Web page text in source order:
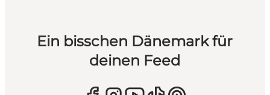
Ein bisschen Dänemark für
deinen Feed